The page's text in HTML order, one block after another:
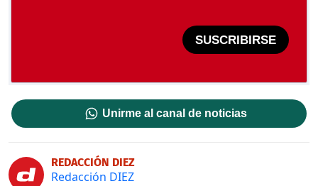
SUSCRIBIRSE
Unirme al canal de noticias
REDACCIÓN DIEZ
Redacción DIEZ